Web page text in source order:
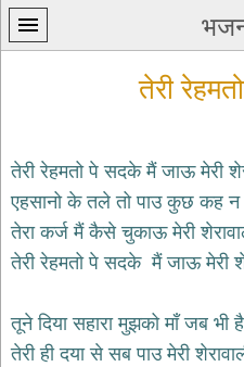
प्रथम
पन्ना
home
भजन
krishna
bhajans
तेरी
तेरी रेहमतो पे सदके मैं जाऊ मेरी
एहसानो के तले तो पाउ कुछ कह न
तेरा कर्ज मैं कैसे चुकाऊ मेरी
तेरी रेहमतो पे सदके मैं जाऊ मेरी
तूने दिया सहारा मुझको माँ जब भी
तेरी ही दया से सब पाउ मेरी